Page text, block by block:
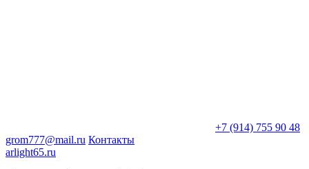
+7 (914) 755 90 48
grom777@mail.ru Контакты
arlight65.ru